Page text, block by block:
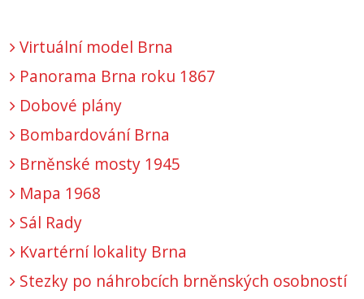
Virtuální model Brna
Panorama Brna roku 1867
Dobové plány
Bombardování Brna
Brněnské mosty 1945
Mapa 1968
Sál Rady
Kvartérní lokality Brna
Stezky po náhrobcích brněnských osobností